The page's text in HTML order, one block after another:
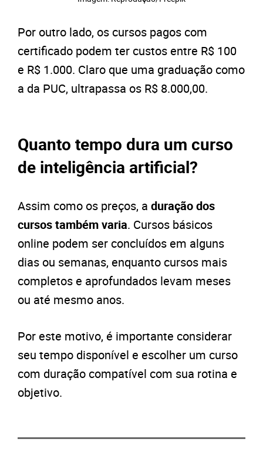
Por outro lado, os cursos pagos com
certificado podem ter custos entre R$ 100
e R$ 1.000. Claro que uma graduação como
a da PUC, ultrapassa os R$ 8.000,00.
Quanto tempo dura um curso
de inteligência artificial?
Assim como os preços, a duração dos
cursos também varia. Cursos básicos
online podem ser concluídos em alguns
dias ou semanas, enquanto cursos mais
completos e aprofundados levam meses
ou até mesmo anos.
Por este motivo, é importante considerar
seu tempo disponível e escolher um curso
com duração compatível com sua rotina e
objetivo.